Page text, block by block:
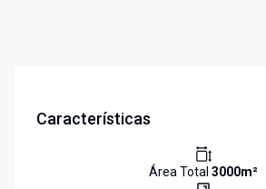
Características
Área Total 3000m²